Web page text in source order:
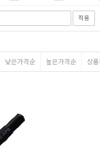
적용
낮은가격순 높은가격순 상